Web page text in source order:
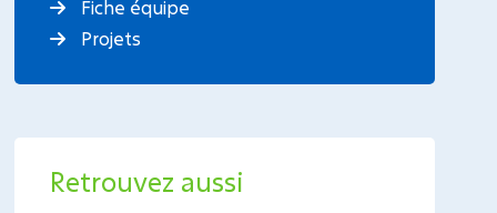
Fiche équipe
Projets
Retrouvez aussi